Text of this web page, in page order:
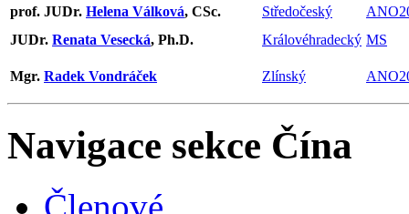
prof. JUDr. Helena Válková, CSc. Středočeský
JUDr. Renata Vesecká, Ph.D. Královéhradecký MS
Mgr. Radek Vondráček Zlínský
Navigace sekce Čína
Členové